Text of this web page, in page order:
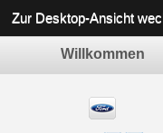
Zur Desktop-Ansicht
Willkommen